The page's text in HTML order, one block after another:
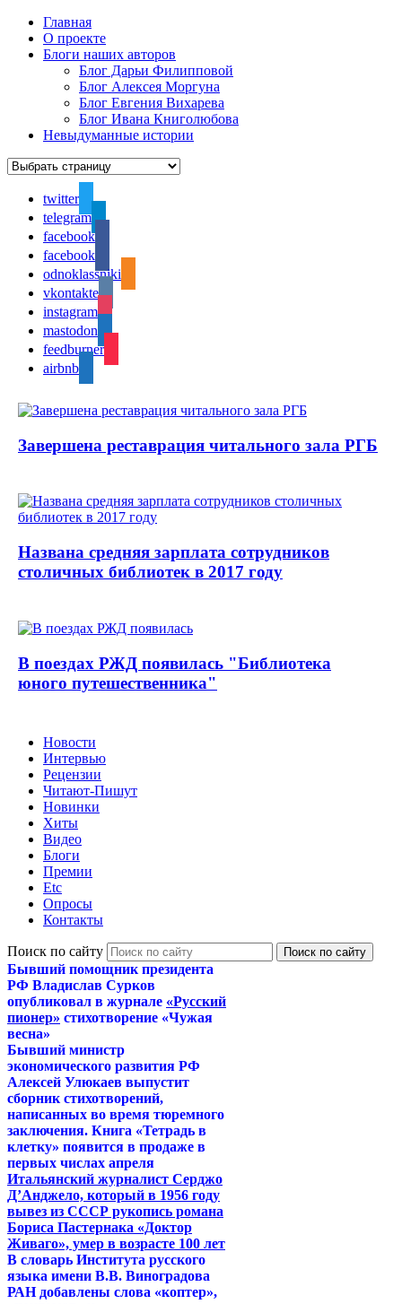
Главная
О проекте
Блоги наших авторов
Блог Дарьи Филипповой
Блог Алексея Моргуна
Блог Евгения Вихарева
Блог Ивана Книголюбова
Невыдуманные истории
twitter
telegram
facebook
facebook
odnoklassniki
vkontakte
instagram
mastodon
feedburner
airbnb
Завершена реставрация читального зала РГБ
Названа средняя зарплата сотрудников
столичных библиотек в 2017 году
В поездах РЖД появилась "Библиотека
юного путешественника"
Новости
Интервью
Рецензии
Читают-Пишут
Новинки
Хиты
Видео
Блоги
Премии
Etc
Опросы
Контакты
Поиск по сайту
Бывший помощник президента
РФ Владислав Сурков
опубликовал в журнале «Русский
пионер» стихотворение «Чужая
весна»
Бывший министр
экономического развития РФ
Алексей Улюкаев выпустит
сборник стихотворений,
написанных во время тюремного
заключения. Книга «Тетрадь в
клетку» появится в продаже в
первых числах апреля
Итальянский журналист Серджо
Д’Анджело, который в 1956 году
вывез из СССР рукопись романа
Бориса Пастернака «Доктор
Живаго», умер в возрасте 100 лет
В словарь Института русского
языка имени В.В. Виноградова
РАН добавлены слова «коптер»,